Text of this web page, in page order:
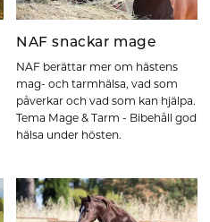
NAF snackar mage
NAF berättar mer om hästens
mag- och tarmhälsa, vad som
påverkar och vad som kan hjälpa.
Tema Mage & Tarm - Bibehåll god
hälsa under hösten.